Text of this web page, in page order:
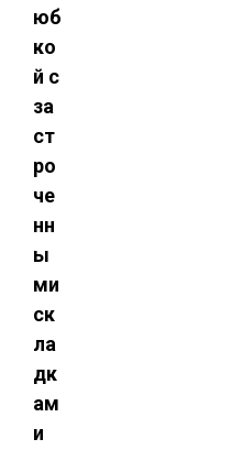
юб
ко
й с
за
ст
ро
че
нн
ы
ми
ск
ла
дк
ам
и